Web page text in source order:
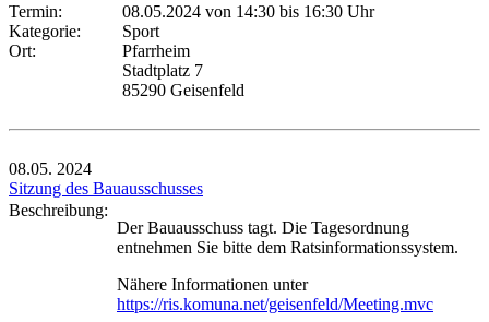
Termin:
08.05.2024 von 14:30 bis 16:30 Uhr
Kategorie:
Sport
Ort:
Pfarrheim
Stadtplatz 7
85290 Geisenfeld
08.05. 2024
Sitzung des Bauausschusses
Beschreibung:
Der Bauausschuss tagt. Die Tagesordnung
entnehmen Sie bitte dem Ratsinformationssystem.
Nähere Informationen unter
https://ris.komuna.net/geisenfeld/Meeting.mvc